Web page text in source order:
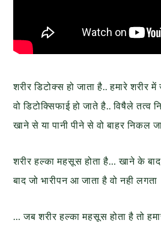
शरीर डिटोक्स हो जाता है.. हमारे शरीर
वो डिटोक्सिफाई हो जाते है.. विषैले तत्व
खाने से या पानी पीने से वो बाहर निकल
शरीर हल्का महसूस होता है… खाने के
बाद जो भारीपन आ जाता है वो नही लगता
… जब शरीर हल्का महसूस होता है तो